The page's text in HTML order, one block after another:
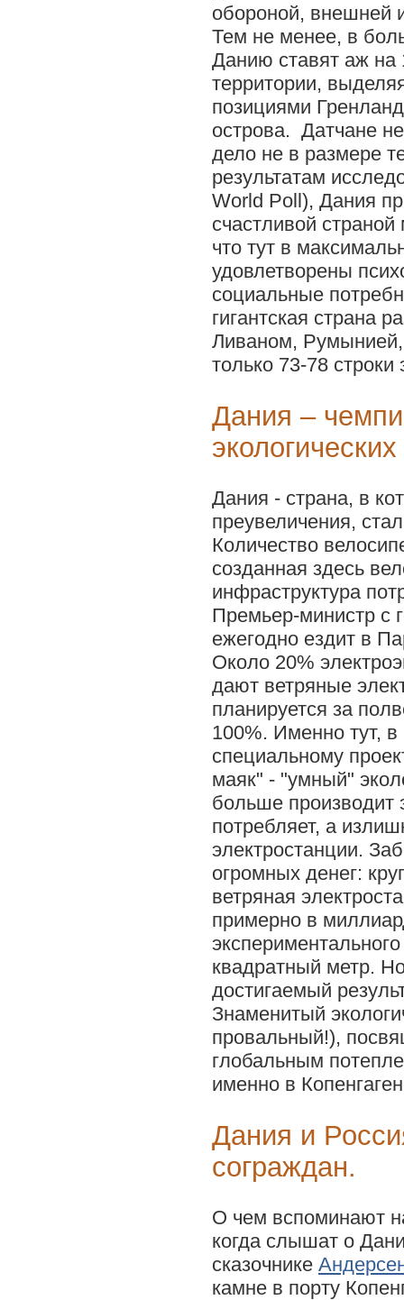
обороной, внешней
Тем не менее, в
Данию ставят аж
территории,
позициями
острова. Датчане
дело не в размере
результатам
World Poll), Дания
счастливой
что тут в
удовлетворены
социальные
гигантская страна
Ливаном,
только 73-78 строки
Дания –
Дания - страна, в
преувеличения,
Количество
созданная здесь
инфраструктура
Премьер-министр с
ежегодно ездит в
Около 20%
дают ветряные
планируется за
100%. Именно тут, в
специальному
маяк" - "умный"
больше производит
потребляет, а
электростанции.
огромных денег:
ветряная
примерно в
квадратный метр.
достигаемый
Знаменитый
провальный!),
глобальным
именно в
Дания и
сограждан.
О чем вспоминают
когда слышат о
сказочнике
камне в порту